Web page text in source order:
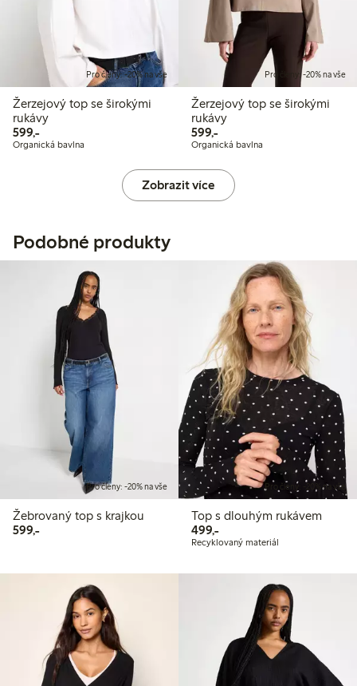
Pro členy: -20% na vše
Žerzejový top se širokými
rukávy
599,-599,00 Kč
Organická bavlna
Pro členy: -20% na vše
Žerzejový top se širokými
rukávy
599,-599,00 Kč
Organická bavlna
Zobrazit více
Podobné produkty
Pro členy: -20% na vše
Žebrovaný top s krajkou
599,-599,00 Kč
Pro členy: -20% na vše
Top s dlouhým rukávem
499,-499,00 Kč
Recyklovaný materiál